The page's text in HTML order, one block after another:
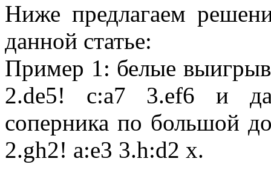
Ниже предлагаем
данной статье:
Пример 1: белые
2.de5! c:a7 3.ef6 и
соперника по большой
2.gh2! a:e3 3.h:d2 х.